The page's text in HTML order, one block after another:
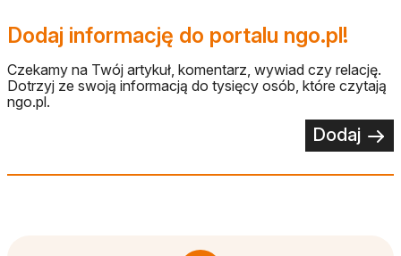
Dodaj informację do portalu ngo.pl!
Czekamy na Twój artykuł, komentarz, wywiad czy relację.
Dotrzyj ze swoją informacją do tysięcy osób, które czytają
ngo.pl.
Dodaj